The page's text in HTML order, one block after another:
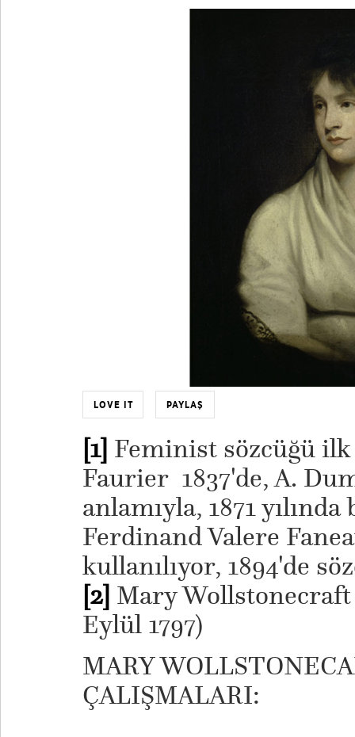
LOVE IT PAYLAŞ
[1] Feminist sözcüğü
Faurier 1837'de, A.
anlamıyla, 1871
Ferdinand Valere
kullanılıyor, 1894'de
[2] Mary Wollstonecraft
Eylül 1797)
MARY
ÇALIŞMALARI: